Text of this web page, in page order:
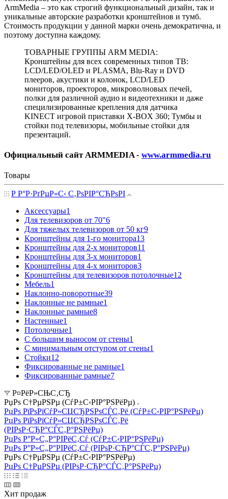
ArmMedia – это как строгий функциональный дизайн, так и
уникальные авторские разработки кронштейнов и тумб.
Стоимость продукции у данной марки очень демократична, и
поэтому доступна каждому.
ТОВАРНЫЕ ГРУППЫ ARM MEDIA:
Кронштейны для всех современных типов ТВ:
LCD/LED/OLED и PLASMA, Blu-Ray и DVD
плееров, акустики и колонок, LCD/LED
мониторов, проекторов, микроволновых печей,
полки для различной аудио и видеотехники и даже
специлизированные крепления для датчика
KINECT игровой приставки X-BOX 360; Тумбы и
стойки под телевизоры, мобильные стойки для
презентаций.
Официальный сайт ARMMEDIA - www.armmedia.ru
Товары
Р Р°Р·РґРµР»С‹ С‚РѕРІР°СЂРѕРІ
Аксессуары1
Для телевизоров от 70"6
Для тяжелых телевизоров от 50 кг9
Кронштейны для 1-го монитора13
Кронштейны для 2-х мониторов11
Кронштейны для 3-х мониторов1
Кронштейны для 4-х мониторов3
Кронштейны для телевизоров потолочные12
Мебель1
Наклонно-поворотные39
Наклонные не рамные1
Наклонные рамные8
Настенные1
Потолочные1
С большим выносом от стены1
С минимальным отступом от стены1
Стойки12
Фиксированные не рамные1
Фиксированные рамные7
Р¤РёР»СЊС‚СЂ
РџРѕ С†РµРЅРµ (СѓР±С‹РІР°РЅРёРµ)
РџРѕ РїРѕРїСѓР»СЏСЂРЅРѕСЃС‚Рё (СѓР±С‹РІР°РЅРёРµ)
РџРѕ РїРѕРїСѓР»СЏСЂРЅРѕСЃС‚Рё
(РІРѕР·СЂР°СЃС‚Р°РЅРёРµ)
РџРѕ Р°Р»С„Р°РІРёС‚Сѓ (СѓР±С‹РІР°РЅРёРµ)
РџРѕ Р°Р»С„Р°РІРёС‚Сѓ (РІРѕР·СЂР°СЃС‚Р°РЅРёРµ)
РџРѕ С†РµРЅРµ (СѓР±С‹РІР°РЅРёРµ)
РџРѕ С†РµРЅРµ (РІРѕР·СЂР°СЃС‚Р°РЅРёРµ)
Хит продаж